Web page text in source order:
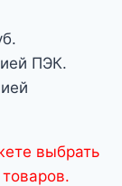
ПЭК.
выбрать